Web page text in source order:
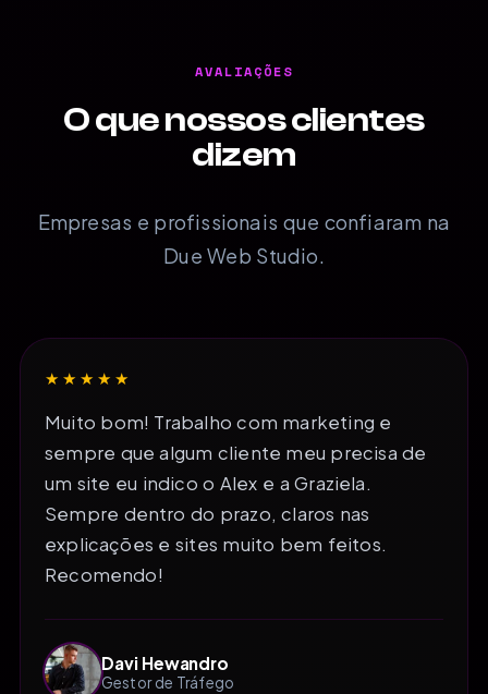
AVALIAÇÕES
O que nossos clientes
dizem
Empresas e profissionais que confiaram na
Due Web Studio.
★★★★★
Muito bom! Trabalho com marketing e
sempre que algum cliente meu precisa de
um site eu indico o Alex e a Graziela.
Sempre dentro do prazo, claros nas
explicações e sites muito bem feitos.
Recomendo!
Davi Hewandro
Gestor de Tráfego